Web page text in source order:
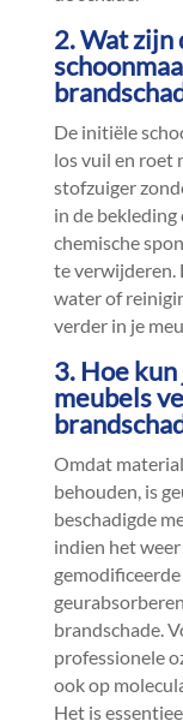
2.​ Wat zijn
De initiële
los vuil en roet
stofzuiger
in de
chemische
te verwijderen.​
water of
verder in je
3.​ Hoe
meubels
Omdat
behouden, is
beschadigde
indien het
brandschade.​
professionele
ook op
Het is